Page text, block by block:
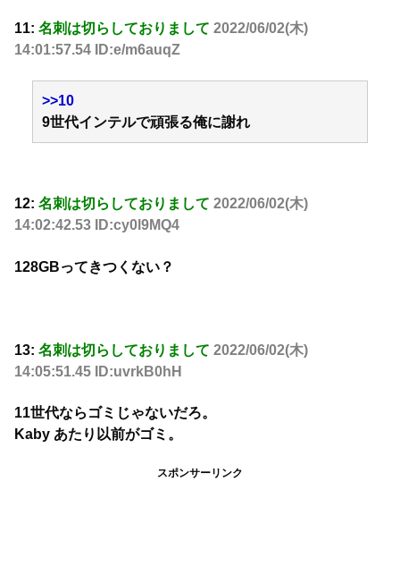
11: 名刺は切らしておりまして 2022/06/02(木)
14:01:57.54 ID:e/m6auqZ
>>10
9世代インテルで頑張る俺に謝れ
12: 名刺は切らしておりまして 2022/06/02(木)
14:02:42.53 ID:cy0l9MQ4
128GBってきつくない？
13: 名刺は切らしておりまして 2022/06/02(木)
14:05:51.45 ID:uvrkB0hH
11世代ならゴミじゃないだろ。
Kaby あたり以前がゴミ。
スポンサーリンク